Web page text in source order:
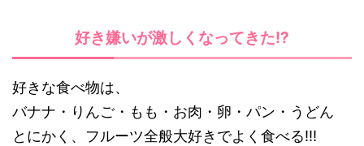
好き嫌いが激しくなってきた!?
好きな食べ物は、
バナナ・りんご・もも・お肉・卵・パン・うどん
とにかく、フルーツ全般大好きでよく食べる!!!